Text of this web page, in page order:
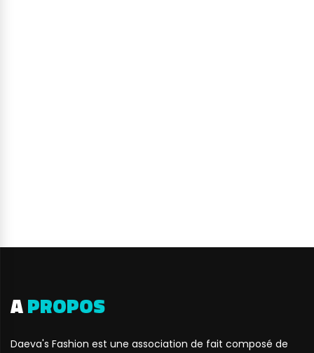
APROPOS
Daeva's Fashion est une association de fait composé de